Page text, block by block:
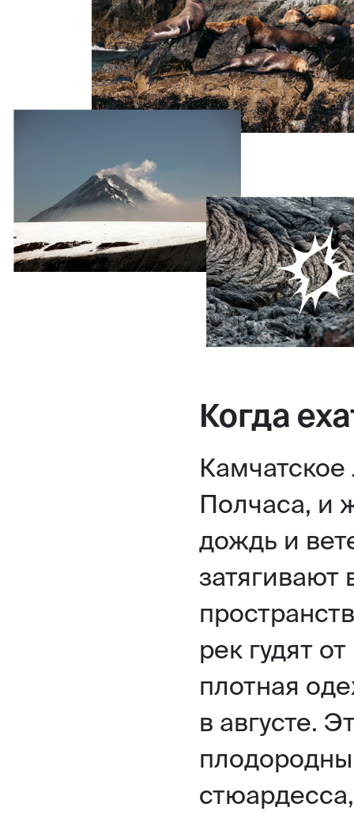
Когда
Камчатское
Полчаса, и
дождь и
затягивают
рек гудят
плотная
в августе.